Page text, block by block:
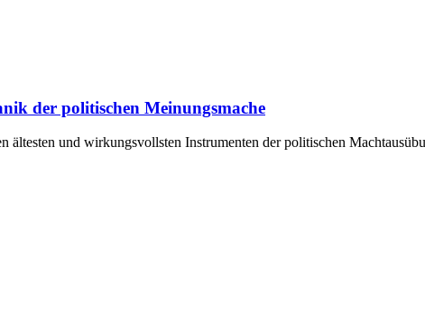
der politischen Meinungsmache
und wirkungsvollsten Instrumenten der politischen